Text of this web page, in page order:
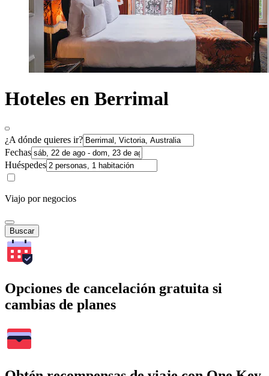
Hoteles en Berrimal
¿A dónde quieres ir?
Fechas
Huéspedes
Viajo por negocios
Buscar
Opciones de cancelación gratuita si
cambias de planes